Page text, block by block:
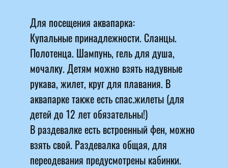
Для посещения аквапарка:
Купальные принадлежности. Сланцы.
Полотенца. Шампунь, гель для душа,
мочалку. Детям можно взять надувные
рукава, жилет, круг для плавания. В
аквапарке также есть спас.жилеты (для
детей до 12 лет обязательны!)
В раздевалке есть встроенный фен, можно
взять свой. Раздевалка общая, для
переодевания предусмотрены кабинки.